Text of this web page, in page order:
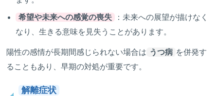
希望や未来への感覚の喪失
：未来への展望が描けなく
なり、生きる意味を見失うことがあります。
陽性の感情が長期間感じられない場合は うつ病 を併発す
ることもあり、早期の対処が重要です。
解離症状